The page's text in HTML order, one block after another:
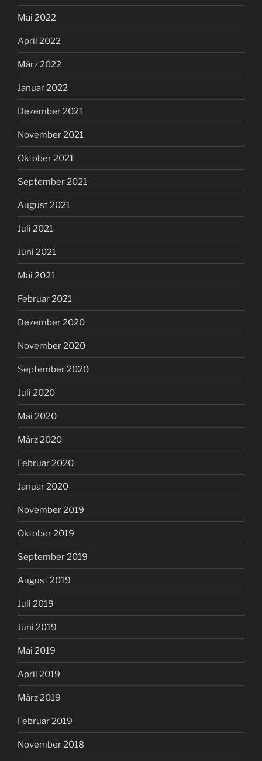
Mai 2022
April 2022
März 2022
Januar 2022
Dezember 2021
November 2021
Oktober 2021
September 2021
August 2021
Juli 2021
Juni 2021
Mai 2021
Februar 2021
Dezember 2020
November 2020
September 2020
Juli 2020
Mai 2020
März 2020
Februar 2020
Januar 2020
November 2019
Oktober 2019
September 2019
August 2019
Juli 2019
Juni 2019
Mai 2019
April 2019
März 2019
Februar 2019
November 2018